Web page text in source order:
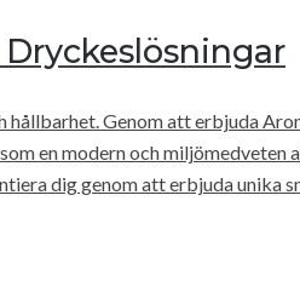
hållbarhet. Genom att erbjuda
en modern och miljömedveten
dig genom att erbjuda unika